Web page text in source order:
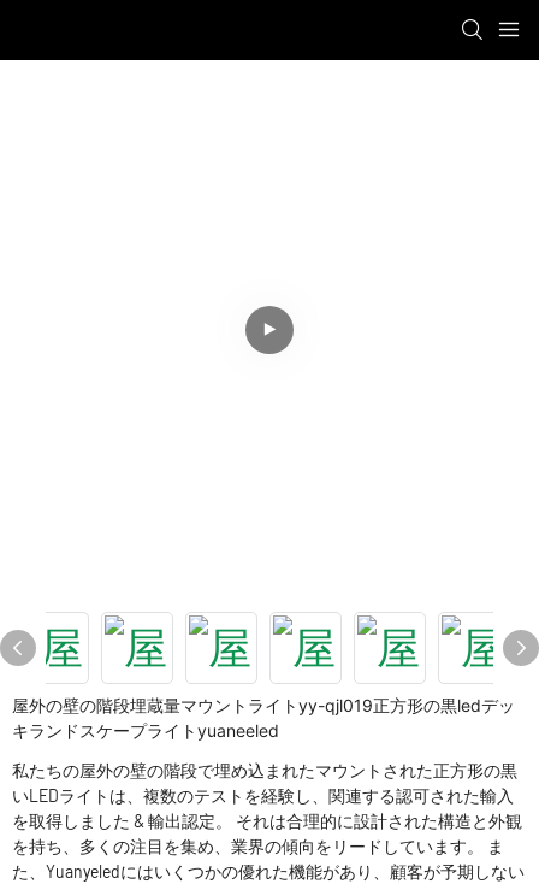
屋外の壁の階段埋蔵量マウントライトyy-qjl019正方形の黒ledデッ
キランドスケープライトyuaneeled
私たちの屋外の壁の階段で埋め込まれたマウントされた正方形の黒
いLEDライトは、複数のテストを経験し、関連する認可された輸入
を取得しました & 輸出認定。 それは合理的に設計された構造と外観
を持ち、多くの注目を集め、業界の傾向をリードしています。 ま
た、Yuanyeledにはいくつかの優れた機能があり、顧客が予期しない